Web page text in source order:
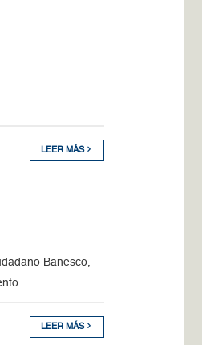
LEER MÁS
Banesco,
LEER MÁS